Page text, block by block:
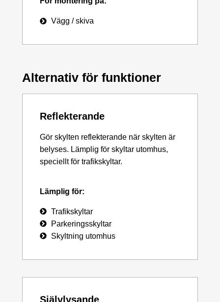
Vägg / skiva
Alternativ för funktioner
Reflekterande
Gör skylten reflekterande när skylten är
belyses. Lämplig för skyltar utomhus,
speciellt för trafikskyltar.
Lämplig för:
Trafikskyltar
Parkeringsskyltar
Skyltning utomhus
Självlysande